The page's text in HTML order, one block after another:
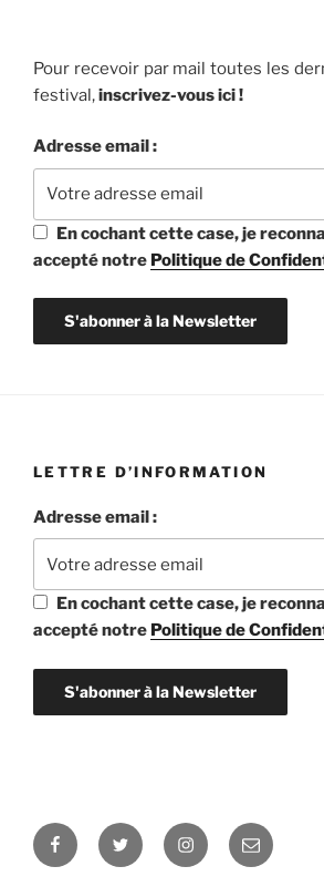
Pour recevoir par mail toutes les
festival,inscrivez-vous ici !
Adresse email :
En cochant cette case, je
accepté notre Politique de
LETTRE D’INFORMATION
Adresse email :
En cochant cette case, je
accepté notre Politique de
FacebookTwitter Instagram
E-
mail